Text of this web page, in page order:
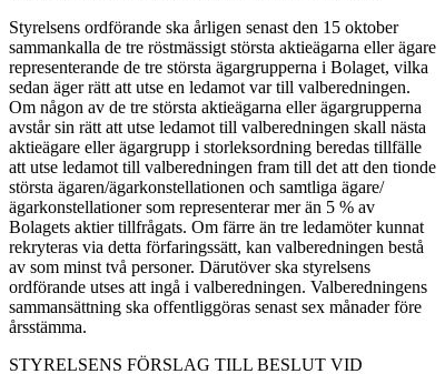
Styrelsens ordförande ska årligen senast den 15 oktober
sammankalla de tre röstmässigt största aktieägarna eller ägare
representerande de tre största ägargrupperna i Bolaget, vilka
sedan äger rätt att utse en ledamot var till valberedningen.
Om någon av de tre största aktieägarna eller ägargrupperna
avstår sin rätt att utse ledamot till valberedningen skall nästa
aktieägare eller ägargrupp i storleksordning beredas tillfälle
att utse ledamot till valberedningen fram till det att den tionde
största ägaren/ägarkonstellationen och samtliga ägare/
ägarkonstellationer som representerar mer än 5 % av
Bolagets aktier tillfrågats. Om färre än tre ledamöter kunnat
rekryteras via detta förfaringssätt, kan valberedningen bestå
av som minst två personer. Därutöver ska styrelsens
ordförande utses att ingå i valberedningen. Valberedningens
sammansättning ska offentliggöras senast sex månader före
årsstämma.
STYRELSENS FÖRSLAG TILL BESLUT VID